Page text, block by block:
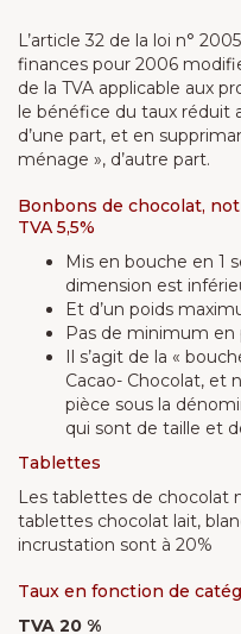
L’article 32 de la loi n°
finances pour 2006
de la TVA applicable aux
le bénéfice du taux réduit
d’une part, et en
ménage », d’autre part.
Bonbons de chocolat,
TVA 5,5%
Mis en bouche en 1
dimension est
Et d’un poids
Pas de minimum en
Il s’agit de la «
Cacao- Chocolat, et
pièce sous la
qui sont de taille et
Tablettes
Les tablettes de chocolat
tablettes chocolat lait,
incrustation sont à 20%
Taux en fonction de
TVA 20 %